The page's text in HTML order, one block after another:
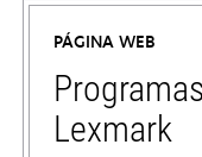
una
pestaña
nueva
PÁGINA WEB
Lexmark